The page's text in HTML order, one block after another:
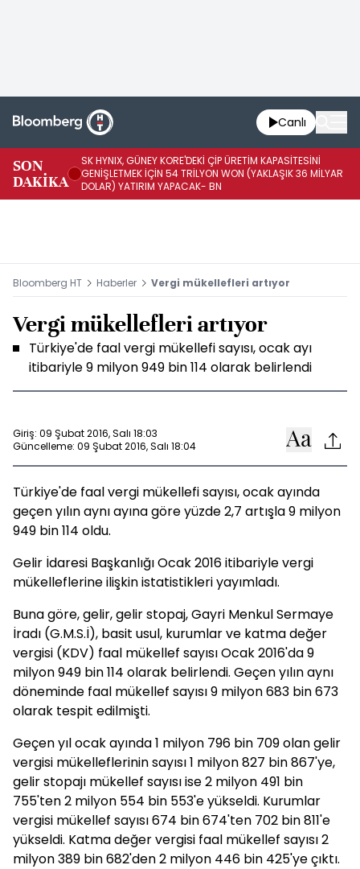
Canlı
SON
DAKİKA
SK HYNIX, GÜNEY KORE'DEKİ ÇİP ÜRETİM KAPASİTESİNİ
GENİŞLETMEK İÇİN 54 TRİLYON WON (YAKLAŞIK 36 MİLYAR
DOLAR) YATIRIM YAPACAK- BN
Bloomberg HT Haberler Vergi mükellefleri artıyor
Vergi mükellefleri artıyor
Türkiye'de faal vergi mükellefi sayısı, ocak ayı
itibariyle 9 milyon 949 bin 114 olarak belirlendi
Giriş: 09 Şubat 2016, Salı 18:03
Güncelleme: 09 Şubat 2016, Salı 18:04
Türkiye'de faal vergi mükellefi sayısı, ocak ayında
geçen yılın aynı ayına göre yüzde 2,7 artışla 9 milyon
949 bin 114 oldu.
Gelir İdaresi Başkanlığı Ocak 2016 itibariyle vergi
mükelleflerine ilişkin istatistikleri yayımladı.
Buna göre, gelir, gelir stopaj, Gayri Menkul Sermaye
İradı (G.M.S.İ), basit usul, kurumlar ve katma değer
vergisi (KDV) faal mükellef sayısı Ocak 2016'da 9
milyon 949 bin 114 olarak belirlendi. Geçen yılın aynı
döneminde faal mükellef sayısı 9 milyon 683 bin 673
olarak tespit edilmişti.
Geçen yıl ocak ayında 1 milyon 796 bin 709 olan gelir
vergisi mükelleflerinin sayısı 1 milyon 827 bin 867'ye,
gelir stopajı mükellef sayısı ise 2 milyon 491 bin
755'ten 2 milyon 554 bin 553'e yükseldi. Kurumlar
vergisi mükellef sayısı 674 bin 674'ten 702 bin 811'e
yükseldi. Katma değer vergisi faal mükellef sayısı 2
milyon 389 bin 682'den 2 milyon 446 bin 425'ye çıktı.